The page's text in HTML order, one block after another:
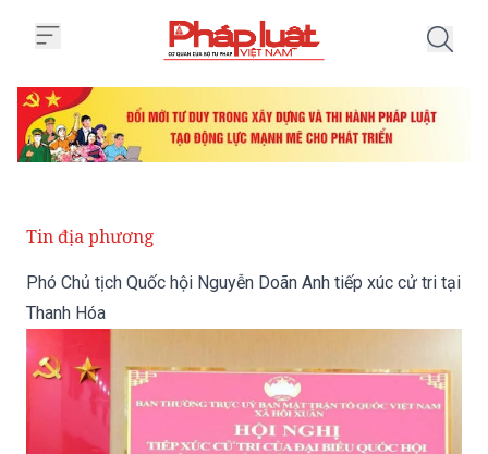
Tin địa phương
Phó Chủ tịch Quốc hội Nguyễn Doãn Anh tiếp xúc cử tri tại
Thanh Hóa